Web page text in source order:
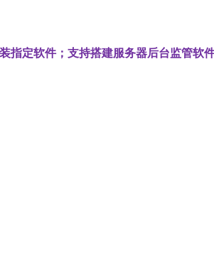
指定软件；支持搭建服务器后台监管软